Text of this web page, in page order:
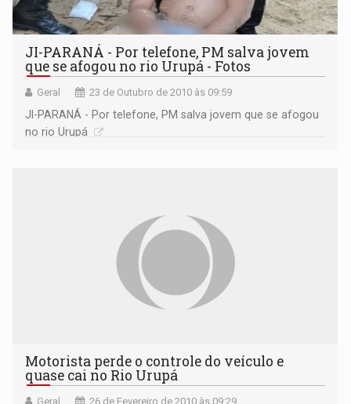
JI-PARANÁ - Por telefone, PM salva jovem
que se afogou no rio Urupá - Fotos
Geral 23 de Outubro de 2010 às 09:59
JI-PARANÁ - Por telefone, PM salva jovem que se afogou
no rio Urupá
Motorista perde o controle do veículo e
quase cai no Rio Urupá
Geral 26 de Fevereiro de 2010 às 09:29